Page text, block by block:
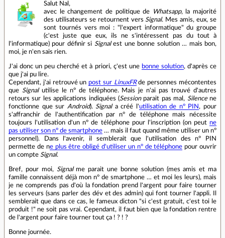
Salut Nal,
avec le changement de politique de
Whatsapp, la majorité
des utilisateurs se retournent vers Signal. Mes amis, eux, se
sont tournés vers moi : "l'expert informatique" du groupe
(c'est juste que eux, ils ne s'intéressent pas du tout à
l'informatique) pour définir si Signalest une bonne solution … mais bon,
moi, je n'en sais rien.
J'ai donc un peu cherché et à priori, ç'est une bonne solution, d'après ce
que j'ai pu lire.
Cependant, j'ai retrouvé un post sur LinuxFRde personnes mécontentes
que Signalutilise le n° de téléphone. Mais je n'ai pas trouvé d'autres
retours sur les applications indiquées (Sessionparait pas mal, Silencene
fonctionne que sur Android). Signala créé l'utilisation de n° PIN , pour
s'affranchir de l'authentification par n° de téléphone mais nécessite
toujours l'utilisation d'un n° de téléphone pour l'inscription (on peut ne
pas utiliser son n° de smartphone … mais il faut quand même utiliser un n°
personnel). Dans l'avenir, il semblerait que l'utilisation des n° PIN
permette de ne plus être obligé d'utiliser un n° de téléphone pour ouvrir
un compte Signal.
Bref, pour moi, Signalme parait une bonne solution (mes amis et ma
famille connaissent déjà mon n° de smartphone … et moi les leurs), mais
je ne comprends pas d'où la fondation prend l'argent pour faire tourner
les serveurs (sans parler des dév et des admin) qui font tourner l'appli. Il
semblerait que dans ce cas, le fameux dicton "si c'est gratuit, c'est toi le
produit !" ne soit pas vrai. Cependant, il faut bien que la fondation rentre
de l'argent pour faire tourner tout ça ! ? ! ?
Bonne journée.